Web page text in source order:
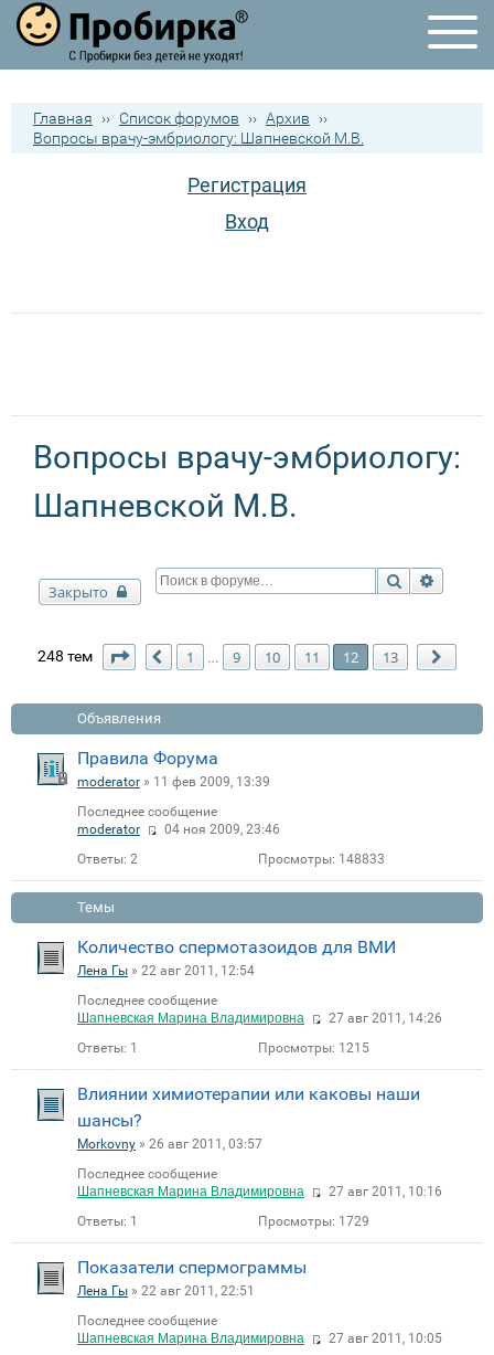
Главная ›› Список форумов ›› Архив
››
Вопросы врачу-эмбриологу: Шапневской М.В.
Регистрация
Вход
Вопросы врачу-эмбриологу:
Шапневской М.В.
Закрыто
Поиск
248 тем Страница 12 из
Пред.
1 … 9 10 11 12 13
Объявления
Правила Форума
moderator » 11 фев 2009, 13:39
Последнее сообщение
moderator
04 ноя 2009, 23:46
Ответы: 2 Просмотры: 148833
Темы
Количество спермотазоидов для ВМИ
Лена Гы » 22 авг 2011, 12:54
Последнее сообщение
Шапневская Марина Владимировна
27 авг 2011, 14:26
Ответы: 1 Просмотры: 1215
Влиянии химиотерапии или каковы наши
шансы?
Morkovny » 26 авг 2011, 03:57
Последнее сообщение
Шапневская Марина Владимировна
27 авг 2011, 10:16
Ответы: 1 Просмотры: 1729
Показатели спермограммы
Лена Гы » 22 авг 2011, 22:51
Последнее сообщение
Шапневская Марина Владимировна
27 авг 2011, 10:05